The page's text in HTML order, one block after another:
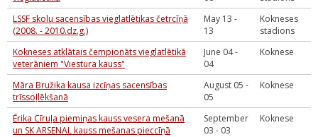
LSSF skolu sacensības vieglatlētikas četrcīņā
(2008. - 2010.dz.g.)
May 13 -
13
Kokneses
stadions
Kokneses atklātais čempionāts vieglatlētikā
veterāniem "Viestura kauss"
June 04 -
04
Koknese
Māra Bružika kausa izcīņas sacensības
trīssoļlēkšanā
August 05 -
05
Koknese
Ērika Cīruļa piemiņas kauss vesera mešanā
un SK ARSENAL kauss mešanas pieccīņā
September
03 - 03
Koknese